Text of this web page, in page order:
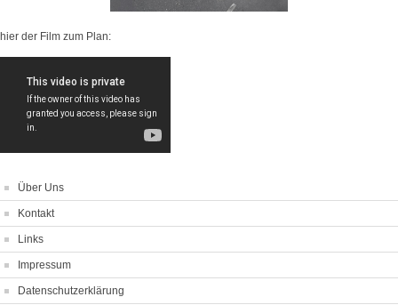
hier der Film zum Plan:
Über Uns
Kontakt
Links
Impressum
Datenschutzerklärung